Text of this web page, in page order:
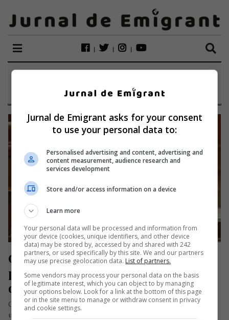
CENZURA
Guvernul României a fost demis
prin moțiunea de cenzură inițiată
de PSD și UDMR
Guvernul României condus de Ludovic Orban a fost demis în
urmă cu câteva minute după ce PSD și UDMR au…
Jurnal de Emigrant asks for your consent
to use your personal data to:
Personalised advertising and content, advertising and
content measurement, audience research and
services development
Store and/or access information on a device
Learn more
Your personal data will be processed and information from
your device (cookies, unique identifiers, and other device
data) may be stored by, accessed by and shared with 242
partners, or used specifically by this site. We and our partners
may use precise geolocation data. List of partners.
Some vendors may process your personal data on the basis
of legitimate interest, which you can object to by managing
your options below. Look for a link at the bottom of this page
or in the site menu to manage or withdraw consent in privacy
and cookie settings.